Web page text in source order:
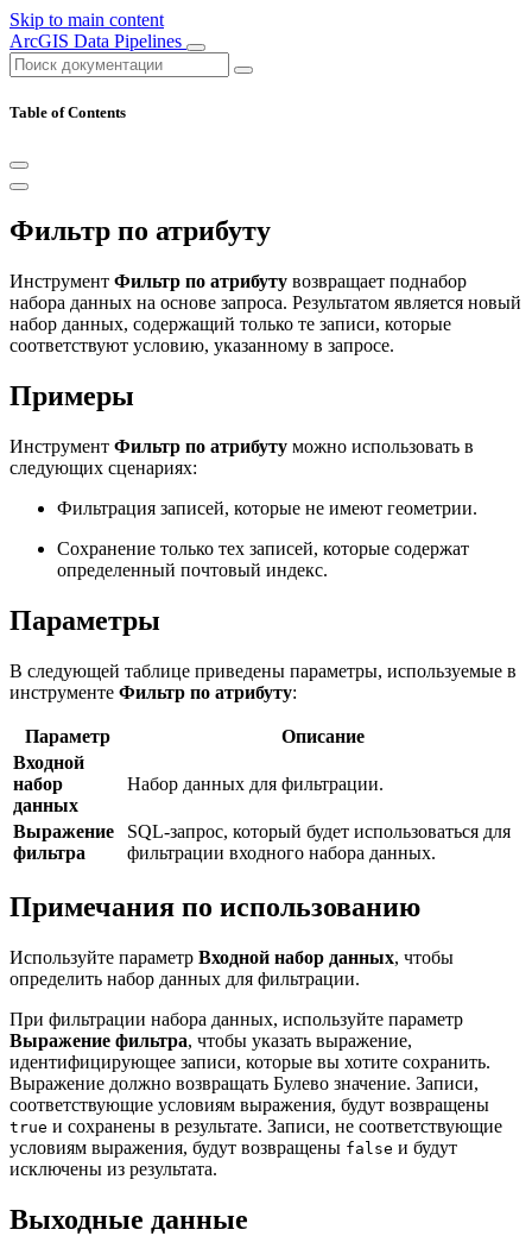
Skip to main content
ArcGIS Data Pipelines
Table of Contents
Фильтр по атрибуту
Инструмент Фильтр по атрибуту возвращает поднабор
набора данных на основе запроса. Результатом является новый
набор данных, содержащий только те записи, которые
соответствуют условию, указанному в запросе.
Примеры
Инструмент Фильтр по атрибуту можно использовать в
следующих сценариях:
Фильтрация записей, которые не имеют геометрии.
Сохранение только тех записей, которые содержат
определенный почтовый индекс.
Параметры
В следующей таблице приведены параметры, используемые в
инструменте Фильтр по атрибуту:
Параметр
Описание
Входной
набор
данных
Набор данных для фильтрации.
Выражение
фильтра
SQL-запрос, который будет использоваться для
фильтрации входного набора данных.
Примечания по использованию
Используйте параметр Входной набор данных, чтобы
определить набор данных для фильтрации.
При фильтрации набора данных, используйте параметр
Выражение фильтра, чтобы указать выражение,
идентифицирующее записи, которые вы хотите сохранить.
Выражение должно возвращать Булево значение. Записи,
соответствующие условиям выражения, будут возвращены
true и сохранены в результате. Записи, не соответствующие
условиям выражения, будут возвращены false и будут
исключены из результата.
Выходные данные